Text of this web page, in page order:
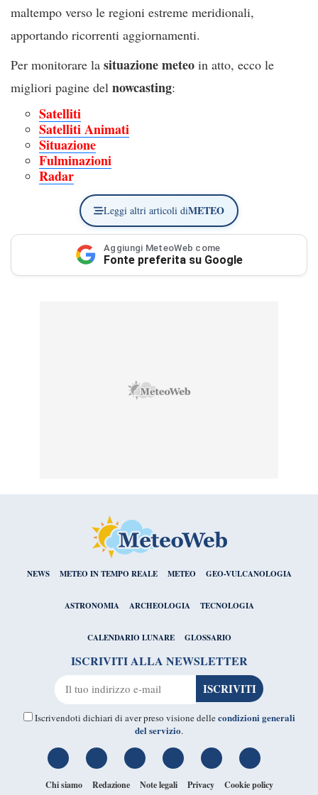
maltempo verso le regioni estreme meridionali,
apportando ricorrenti aggiornamenti.
Per monitorare la situazione meteo in atto, ecco le
migliori pagine del nowcasting:
Satelliti
Satelliti Animati
Situazione
Fulminazioni
Radar
Leggi altri articoli diMETEO
Aggiungi MeteoWeb come
Fonte preferita su Google
NEWS METEO IN TEMPO REALE METEO GEO-VULCANOLOGIA
ASTRONOMIA ARCHEOLOGIA TECNOLOGIA
CALENDARIO LUNARE GLOSSARIO
ISCRIVITI ALLA NEWSLETTER
Iscrivendoti dichiari di aver preso visione dellecondizioni generali
del servizio.
Chi siamo Redazione Note legali Privacy Cookie policy